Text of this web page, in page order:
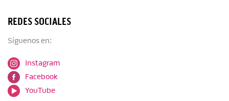
REDES SOCIALES
Síguenos en:
Instagram
Facebook
YouTube